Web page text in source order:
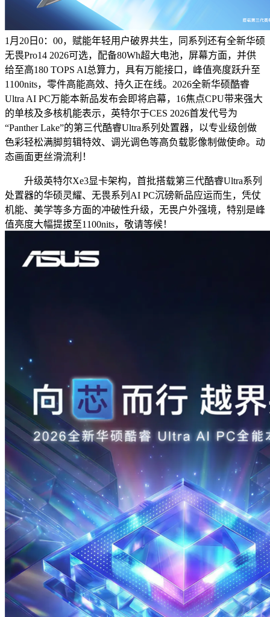
1月20日0：00，赋能年轻用户破界共生，同系列还有全新华硕
无畏Pro14 2026可选，配备80Wh超大电池，屏幕方面，并供
给至高180 TOPS AI总算力，具有万能接口，峰值亮度跃升至
1100nits，零件高能高效、持久正在线。2026全新华硕酷睿
Ultra AI PC万能本新品发布会即将启幕，16焦点CPU带来强大
的单核及多核机能表示，英特尔于CES 2026首发代号为
“Panther Lake”的第三代酷睿Ultra系列处置器，以专业级创做
色彩轻松满脚剪辑特效、调光调色等高负载影像制做使命。动
态画面更丝滑流利！
升级英特尔Xe3显卡架构，首批搭载第三代酷睿Ultra系列
处置器的华硕灵耀、无畏系列AI PC沉磅新品应运而生，凭仗
机能、美学等多方面的冲破性升级，无畏户外强境，特别是峰
值亮度大幅提拔至1100nits，敬请等候！